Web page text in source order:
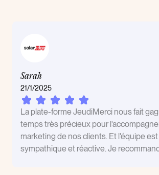
Sarah
21/1/2025
La plate-forme JeudiMerci nous fait
temps très précieux pour
marketing de nos clients. Et l'équipe
sympathique et réactive. Je